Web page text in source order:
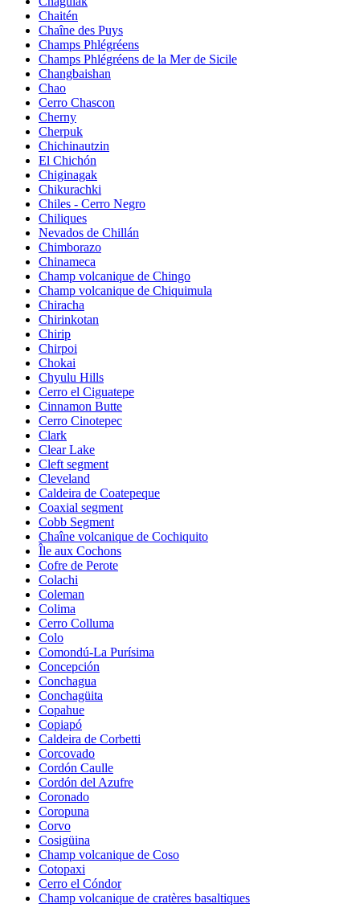
Chaitén
Chaîne des Puys
Champs Phlégréens
Champs Phlégréens de la Mer de Sicile
Changbaishan
Chao
Cerro Chascon
Cherny
Cherpuk
Chichinautzin
El Chichón
Chiginagak
Chikurachki
Chiles - Cerro Negro
Chiliques
Nevados de Chillán
Chimborazo
Chinameca
Champ volcanique de Chingo
Champ volcanique de Chiquimula
Chiracha
Chirinkotan
Chirip
Chirpoi
Chokai
Chyulu Hills
Cerro el Ciguatepe
Cinnamon Butte
Cerro Cinotepec
Clark
Clear Lake
Cleft segment
Cleveland
Caldeira de Coatepeque
Coaxial segment
Cobb Segment
Chaîne volcanique de Cochiquito
Île aux Cochons
Cofre de Perote
Colachi
Coleman
Colima
Cerro Colluma
Colo
Comondú-La Purísima
Concepción
Conchagua
Conchagüita
Copahue
Copiapó
Caldeira de Corbetti
Corcovado
Cordón Caulle
Cordón del Azufre
Coronado
Coropuna
Corvo
Cosigüina
Champ volcanique de Coso
Cotopaxi
Cerro el Cóndor
Champ volcanique de cratères basaltiques